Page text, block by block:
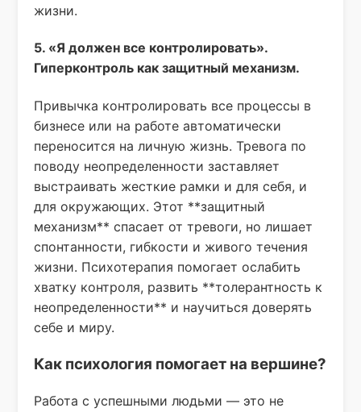
жизни.
5. «Я должен все контролировать».
Гиперконтроль как защитный механизм.
Привычка контролировать все процессы в
бизнесе или на работе автоматически
переносится на личную жизнь. Тревога по
поводу неопределенности заставляет
выстраивать жесткие рамки и для себя, и
для окружающих. Этот **защитный
механизм** спасает от тревоги, но лишает
спонтанности, гибкости и живого течения
жизни. Психотерапия помогает ослабить
хватку контроля, развить **толерантность к
неопределенности** и научиться доверять
себе и миру.
Как психология помогает на вершине?
Работа с успешными людьми — это не